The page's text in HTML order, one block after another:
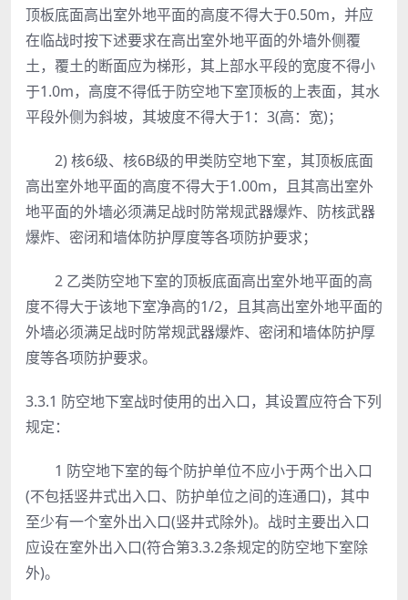
顶板底面高出室外地平面的高度不得大于0.50m，并应
在临战时按下述要求在高出室外地平面的外墙外侧覆
土，覆土的断面应为梯形，其上部水平段的宽度不得小
于1.0m，高度不得低于防空地下室顶板的上表面，其水
平段外侧为斜坡，其坡度不得大于1：3(高：宽)；
2) 核6级、核6B级的甲类防空地下室，其顶板底面
高出室外地平面的高度不得大于1.00m，且其高出室外
地平面的外墙必须满足战时防常规武器爆炸、防核武器
爆炸、密闭和墙体防护厚度等各项防护要求；
2 乙类防空地下室的顶板底面高出室外地平面的高
度不得大于该地下室净高的1/2，且其高出室外地平面的
外墙必须满足战时防常规武器爆炸、密闭和墙体防护厚
度等各项防护要求。
3.3.1 防空地下室战时使用的出入口，其设置应符合下列
规定：
1 防空地下室的每个防护单位不应小于两个出入口
(不包括竖井式出入口、防护单位之间的连通口)，其中
至少有一个室外出入口(竖井式除外)。战时主要出入口
应设在室外出入口(符合第3.3.2条规定的防空地下室除
外)。